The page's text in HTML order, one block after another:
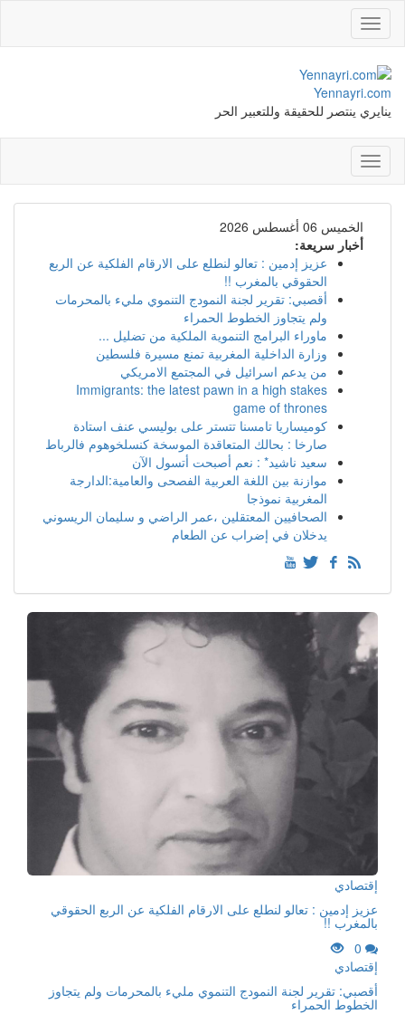
Toggle
navigation
Yennayri.com
ينايري ينتصر للحقيقة وللتعبير الحر
Toggle
navigation
الخميس 06 أغسطس 2026
أخبار سريعة:
عزيز إدمين : تعالو لنطلع على الارقام الفلكية عن الربع
الحقوقي بالمغرب !!
أقصبي: تقرير لجنة النمودج التنموي مليء بالمحرمات
ولم يتجاوز الخطوط الحمراء
ماوراء البرامج التنموية الملكية من تضليل ...
وزارة الداخلية المغربية تمنع مسيرة فلسطين
من يدعم اسرائيل في المجتمع الامريكي
Immigrants: the latest pawn in a high stakes
game of thrones
كوميساريا تامسنا تتستر على بوليسي عنف استادة
صارخا : بحالك المتعاقدة الموسخة كنسلخوهوم فالرباط
سعيد ناشيد* : نعم أصبحت أتسول الآن
موازنة بين اللغة العربية الفصحى والعامية:الدارجة
المغربية نموذجا
الصحافيين المعتقلين ،عمر الراضي و سليمان الريسوني
يدخلان في إضراب عن الطعام
إقتصادي
عزيز إدمين : تعالو لنطلع على الارقام الفلكية عن الربع الحقوقي
بالمغرب !!
إقتصادي
أقصبي: تقرير لجنة النمودج التنموي مليء بالمحرمات ولم يتجاوز
الخطوط الحمراء